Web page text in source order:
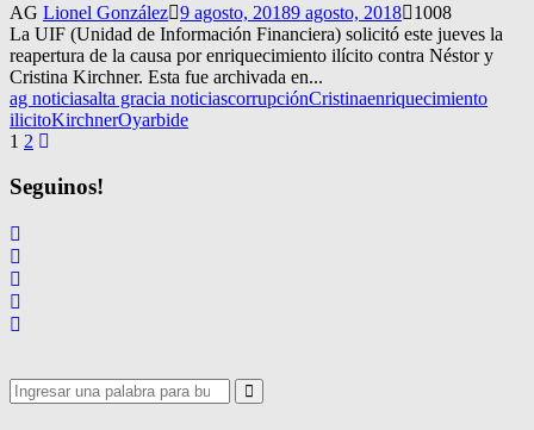
AG Lionel González 9 agosto, 20189 agosto, 2018
1008
La UIF (Unidad de Información Financiera) solicitó este jueves la
reapertura de la causa por enriquecimiento ilícito contra Néstor y
Cristina Kirchner. Esta fue archivada en...
ag noticiasalta gracia noticiascorrupciónCristinaenriquecimiento
ilicitoKirchnerOyarbide
Navegación
de
entradas
1 2
Seguinos!
Search
for:
Search